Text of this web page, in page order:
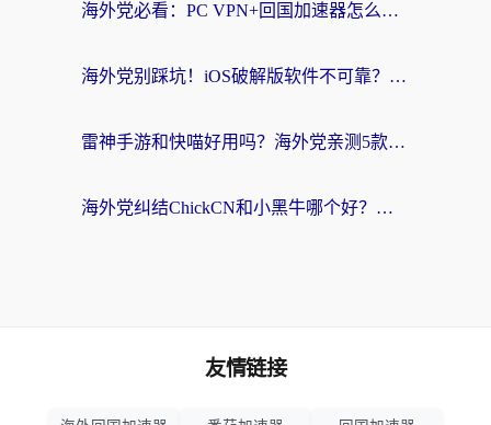
海外党必看：PC VPN+回国加速器怎么选？无缝访问国内资源全攻略
海外党别踩坑！iOS破解版软件不可靠？教你选对回国加速器无缝看国内资源
雷神手游和快喵好用吗？海外党亲测5款回国加速器，附斧牛Bling对比+微信视频号解决办法
海外党纠结ChickCN和小黑牛哪个好？一篇帮你选对回国加速器的实用指南
友情链接